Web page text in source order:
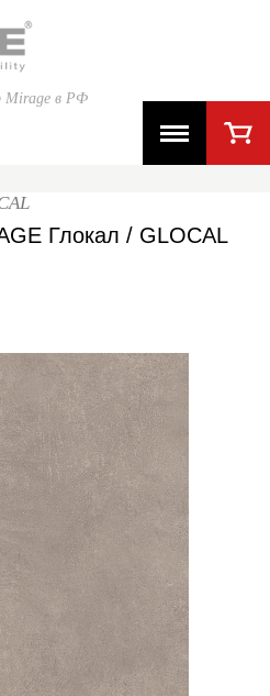
Mirage в РФ
Глокал / GLOCAL